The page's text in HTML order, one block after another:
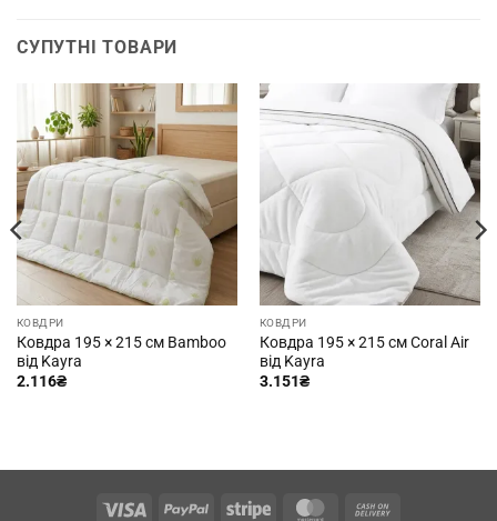
СУПУТНІ ТОВАРИ
КОВДРИ
Ковдра 195 × 215 см Bamboo
від Kayra
2.116₴
КОВДРИ
Ковдра 195 × 215 см Coral Air
від Kayra
3.151₴
Visa PayPal Stripe MasterCard